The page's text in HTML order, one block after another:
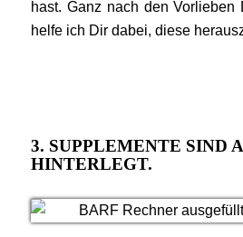
hast. Ganz nach den Vorlieben
helfe ich Dir dabei, diese
3. SUPPLEMENTE SIND
HINTERLEGT.